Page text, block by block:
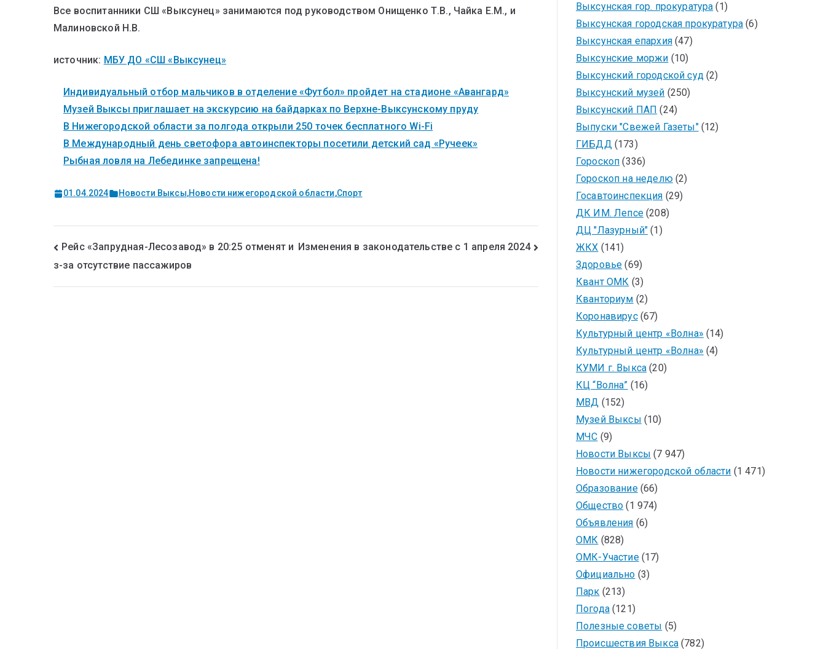
Все воспитанники СШ «Выксунец» занимаются под руководством Онищенко Т.В., Чайка Е.М., и
Малиновской Н.В.
источник: МБУ ДО «СШ «Выксунец»
Индивидуальный отбор мальчиков в отделение «Футбол» пройдет на стадионе «Авангард»
Музей Выксы приглашает на экскурсию на байдарках по Верхне-Выксунскому пруду
В Нижегородской области за полгода открыли 250 точек бесплатного Wi-Fi
В Международный день светофора автоинспекторы посетили детский сад «Ручеек»
Рыбная ловля на Лебединке запрещена!
01.04.2024 Новости Выксы,Новости нижегородской области,Спорт
Рейс «Запрудная-Лесозавод» в 20:25 отменят и
з-за отсутствие пассажиров
Изменения в законодательстве с 1 апреля 2024
Выксунская гор. прокуратура (1)
Выксунская городская прокуратура (6)
Выксунская епархия(47)
Выксунские моржи (10)
Выксунский городской суд(2)
Выксунский музей (250)
Выксунский ПАП (24)
Выпуски "Свежей Газеты"(12)
ГИБДД(173)
Гороскоп (336)
Гороскоп на неделю(2)
Госавтоинспекция (29)
ДК ИМ. Лепсе(208)
ДЦ "Лазурный" (1)
ЖКХ (141)
Здоровье (69)
Квант ОМК (3)
Кванториум (2)
Коронавирус(67)
Культурный центр «Волна» (14)
Культурный центр «Волна» (4)
КУМИ г. Выкса (20)
КЦ “Волна” (16)
МВД (152)
Музей Выксы (10)
МЧС (9)
Новости Выксы (7 947)
Новости нижегородской области (1 471)
Образование(66)
Общество (1 974)
Объявления (6)
ОМК (828)
ОМК-Участие(17)
Официально (3)
Парк (213)
Погода(121)
Полезные советы (5)
Происшествия Выкса(782)